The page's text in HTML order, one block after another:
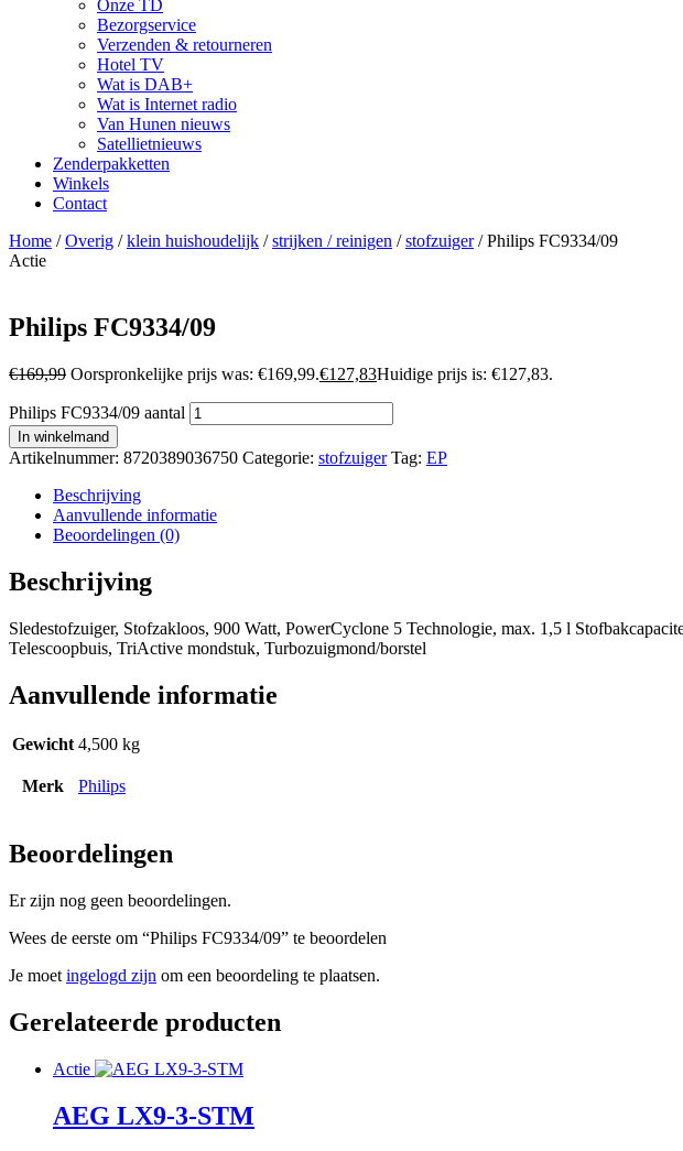
Onze TD
Bezorgservice
Verzenden & retourneren
Hotel TV
Wat is DAB+
Wat is Internet radio
Van Hunen nieuws
Satellietnieuws
Zenderpakketten
Winkels
Contact
Home /Overig /klein huishoudelijk /strijken / reinigen /stofzuiger/ Philips FC9334/09
Actie
Philips FC9334/09
€169,99 Oorspronkelijke prijs was: €169,99.€127,83Huidige prijs is: €127,83.
Philips FC9334/09 aantal
In winkelmand
Artikelnummer: 8720389036750 Categorie: stofzuiger Tag: EP
Beschrijving
Aanvullende informatie
Beoordelingen (0)
Beschrijving
Sledestofzuiger, Stofzakloos, 900 Watt, PowerCyclone 5 Technologie, max. 1,5 l
Telescoopbuis, TriActive mondstuk, Turbozuigmond/borstel
Aanvullende informatie
Gewicht 4,500 kg
Merk Philips
Beoordelingen
Er zijn nog geen beoordelingen.
Wees de eerste om “Philips FC9334/09” te beoordelen
Je moet ingelogd zijn om een beoordeling te plaatsen.
Gerelateerde producten
Actie
AEG LX9-3-STM